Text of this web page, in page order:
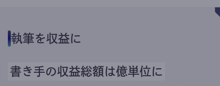
執筆を収益に
書き手の収益総額は億単位に